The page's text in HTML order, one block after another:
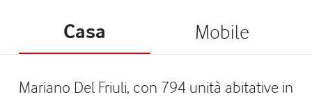
Casa Mobile
Mariano Del Friuli, con 794 unità abitative in